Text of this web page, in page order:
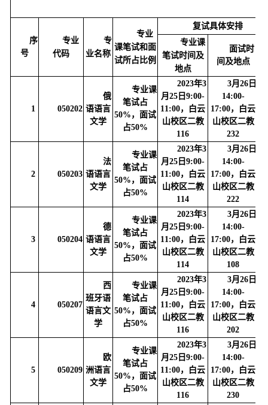
序
号
专业
代码
专
业名称
专业
课笔试和面
试所占比例
复试具体安排
专业课
笔试时间及
地点
面试时
间及地点
1 050202
俄
语语言
文学
专业课
笔试占
50%，面试
占50%
2023年3
月25日9:00-
11:00，白云
山校区二教
116
3月26日
14:00-
17:00，白云
山校区二教
232
2 050203
法
语语言
文学
专业课
笔试占
50%，面试
占50%
2023年3
月25日9:00-
11:00，白云
山校区二教
114
3月26日
14:00-
17:00，白云
山校区二教
222
3 050204
德
语语言
文学
专业课
笔试占
50%，面试
占50%
2023年3
月25日9:00-
11:00，白云
山校区二教
114
3月26日
14:00-
17:00，白云
山校区二教
108
4 050207
西
班牙语
语言文
学
专业课
笔试占
50%，面试
占50%
2023年3
月25日9:00-
11:00，白云
山校区二教
116
3月26日
14:00-
17:00，白云
山校区二教
202
5 050209
欧
洲语言
文学
专业课
笔试占
50%，面试
占50%
2023年3
月25日9:00-
11:00，白云
山校区二教
116
3月26日
14:00-
17:00，白云
山校区二教
230